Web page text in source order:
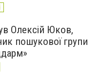
Олексій Юков,
пошукової групи